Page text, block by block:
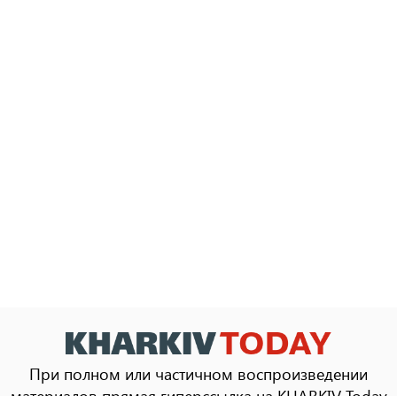
При полном или частичном воспроизведении